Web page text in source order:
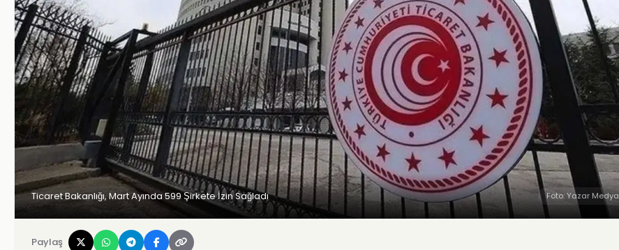
Ticaret Bakanlığı, Mart Ayında 599 Şirkete İzin Sağladı Foto: Yazar Medya
Paylaş